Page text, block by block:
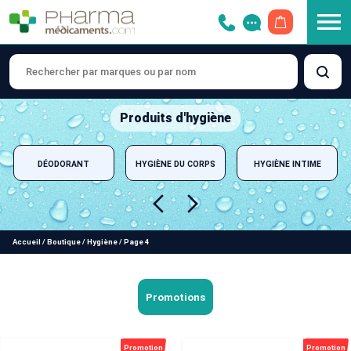
Produits d'hygiène
DÉODORANT HYGIÈNE DU CORPS HYGIÈNE INTIME
Accueil / Boutique/ Hygiène/ Page 4
Promotions
Promotion Promotion